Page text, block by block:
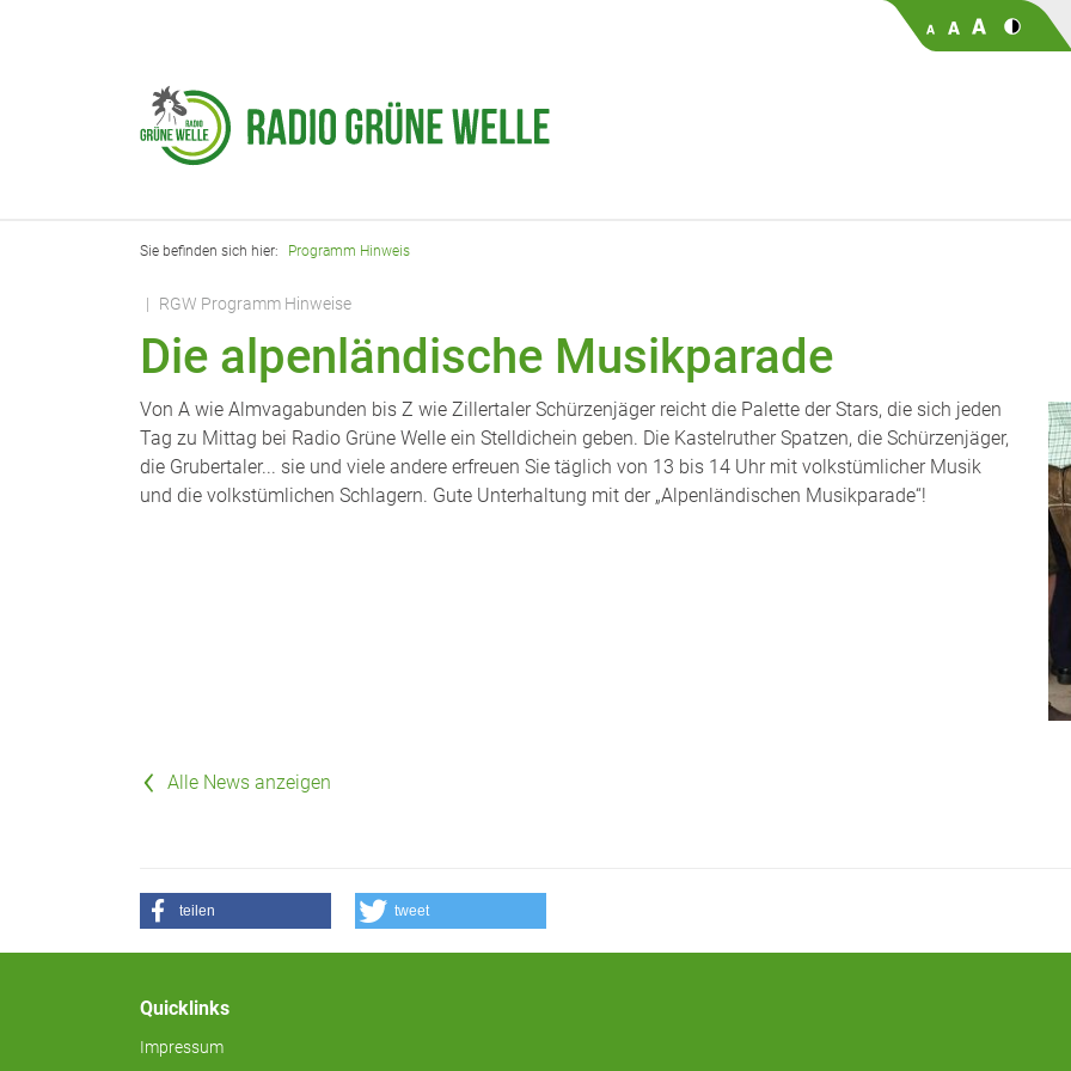
Sie befinden sich hier: Programm Hinweis
RGW Programm Hinweise
Die alpenländische Musikparade
Von A wie Almvagabunden bis Z wie Zillertaler Schürzenjäger reicht die Palette der Stars, die sich jeden
Tag zu Mittag bei Radio Grüne Welle ein Stelldichein geben. Die Kastelruther Spatzen, die Schürzenjäger,
die Grubertaler... sie und viele andere erfreuen Sie täglich von 13 bis 14 Uhr mit volkstümlicher Musik
und die volkstümlichen Schlagern. Gute Unterhaltung mit der „Alpenländischen Musikparade“!
Alle News anzeigen
teilen tweet
Quicklinks
Impressum